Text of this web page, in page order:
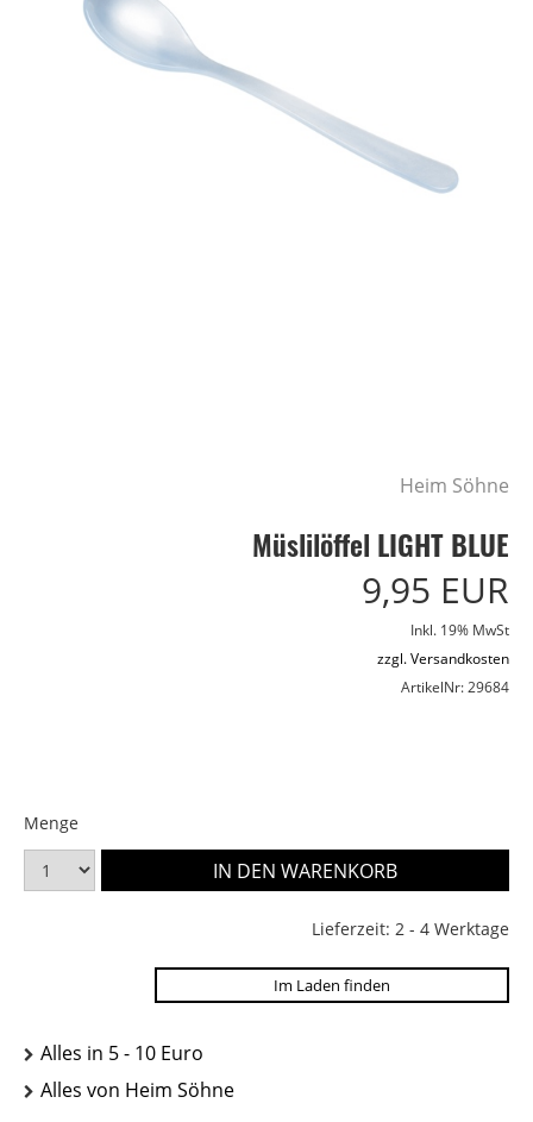
Heim Söhne
Müslilöffel LIGHT BLUE
9,95 EUR
Inkl. 19% MwSt
zzgl. Versandkosten
ArtikelNr: 29684
Menge
Lieferzeit: 2 - 4 Werktage
Im Laden finden
Alles in 5 - 10 Euro
Alles von Heim Söhne